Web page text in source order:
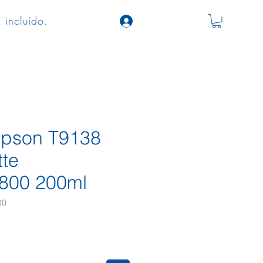
incluído.
T9138
200ml